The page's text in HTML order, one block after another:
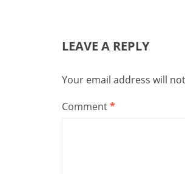
LEAVE A REPLY
Your email address will
Comment*